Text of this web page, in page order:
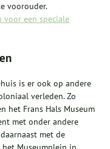
voorouder.
voor een speciale
is er ook op andere
verleden. Zo
het Frans Hals Museum
met onder andere
met de